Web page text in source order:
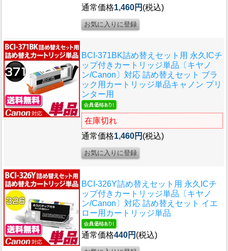
通常価格1,460円 (税込)
BCI-371BK詰め替えセット用 永久ICチ
ップ付きカートリッジ単品〔キヤノ
ン/Canon〕対応 詰め替えセット ブラ
ック用カートリッジ単品キャノン プリ
ンター用
在庫切れ
通常価格1,460円 (税込)
BCI-326Y詰め替えセット用 永久ICチ
ップ付きカートリッジ単品〔キヤノ
ン/Canon〕対応 詰め替えセット イエ
ロー用カートリッジ単品
通常価格440円 (税込)